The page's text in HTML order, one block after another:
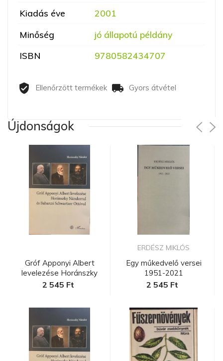
Kiadás éve
2001
Minőség
jó állapotú példány
ISBN
9780582434707
Ellenőrzött termékek Gyors átvétel
Újdonságok
Gróf Apponyi Albert
levelezése Horánszky
Nándorra...
2 545 Ft
ERDÉSZ MIKLÓS
Egy műkedvelő versei
1951-2021
2 545 Ft